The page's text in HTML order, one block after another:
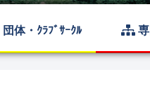
団体・ｸﾗﾌﾞｻｰｸﾙ